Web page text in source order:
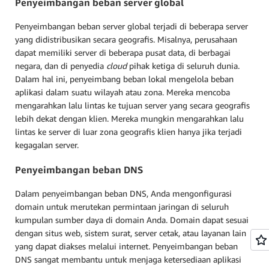
Penyeimbangan beban server global terjadi di beberapa server
yang didistribusikan secara geografis. Misalnya, perusahaan
dapat memiliki server di beberapa pusat data, di berbagai
negara, dan di penyedia cloudpihak ketiga di seluruh dunia.
Dalam hal ini, penyeimbang beban lokal mengelola beban
aplikasi dalam suatu wilayah atau zona. Mereka mencoba
mengarahkan lalu lintas ke tujuan server yang secara geografis
lebih dekat dengan klien. Mereka mungkin mengarahkan lalu
lintas ke server di luar zona geografis klien hanya jika terjadi
kegagalan server.
Penyeimbangan beban DNS
Dalam penyeimbangan beban DNS, Anda mengonfigurasi
domain untuk merutekan permintaan jaringan di seluruh
kumpulan sumber daya di domain Anda. Domain dapat sesuai
dengan situs web, sistem surat, server cetak, atau layanan lain
yang dapat diakses melalui internet. Penyeimbangan beban
DNS sangat membantu untuk menjaga ketersediaan aplikasi